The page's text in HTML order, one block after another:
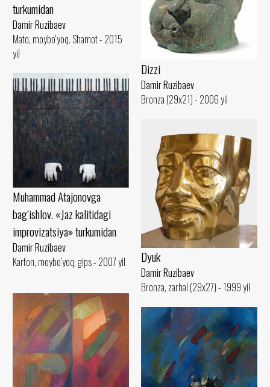
turkumidan
Damir Ruzibaev
Mato, moybo‘yoq. Shamot - 2015
yil
Dizzi
Damir Ruzibaev
Bronza (29x21) - 2006 yil
Muhammad Atajonovga
bag‘ishlov. «Jaz kalitidagi
improvizatsiya» turkumidan
Damir Ruzibaev
Karton, moybo‘yoq, gips - 2007 yil
Dyuk
Damir Ruzibaev
Bronza, zarhal (29x27) - 1999 yil